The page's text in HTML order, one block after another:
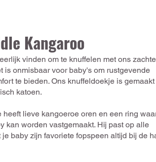
Kangaroo
vinden om te knuffelen met ons zachte
is onmisbaar voor baby's om rustgevende
te bieden. Ons knuffeldoekje is gemaakt
katoen.
heeft lieve kangoeroe oren en een ring
kan worden vastgemaakt. Hij past op alle
baby zijn favoriete fopspeen altijd bij de